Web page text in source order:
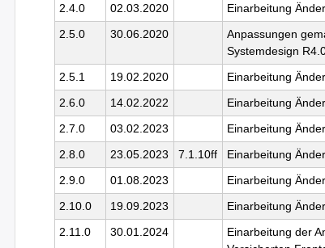
2.4.0
02.03.2020 Einarbeitung
2.5.0
30.06.2020
Anpassungen
Systemdesign
2.5.1 19.02.2020 Einarbeitung
2.6.0
14.02.2022 Einarbeitung
2.7.0
03.02.2023 Einarbeitung
2.8.0
23.05.2023 7.1.10ff Einarbeitung
2.9.0
01.08.2023 Einarbeitung
2.10.0
19.09.2023 Einarbeitung
2.11.0
30.01.2024
Einarbeitung der